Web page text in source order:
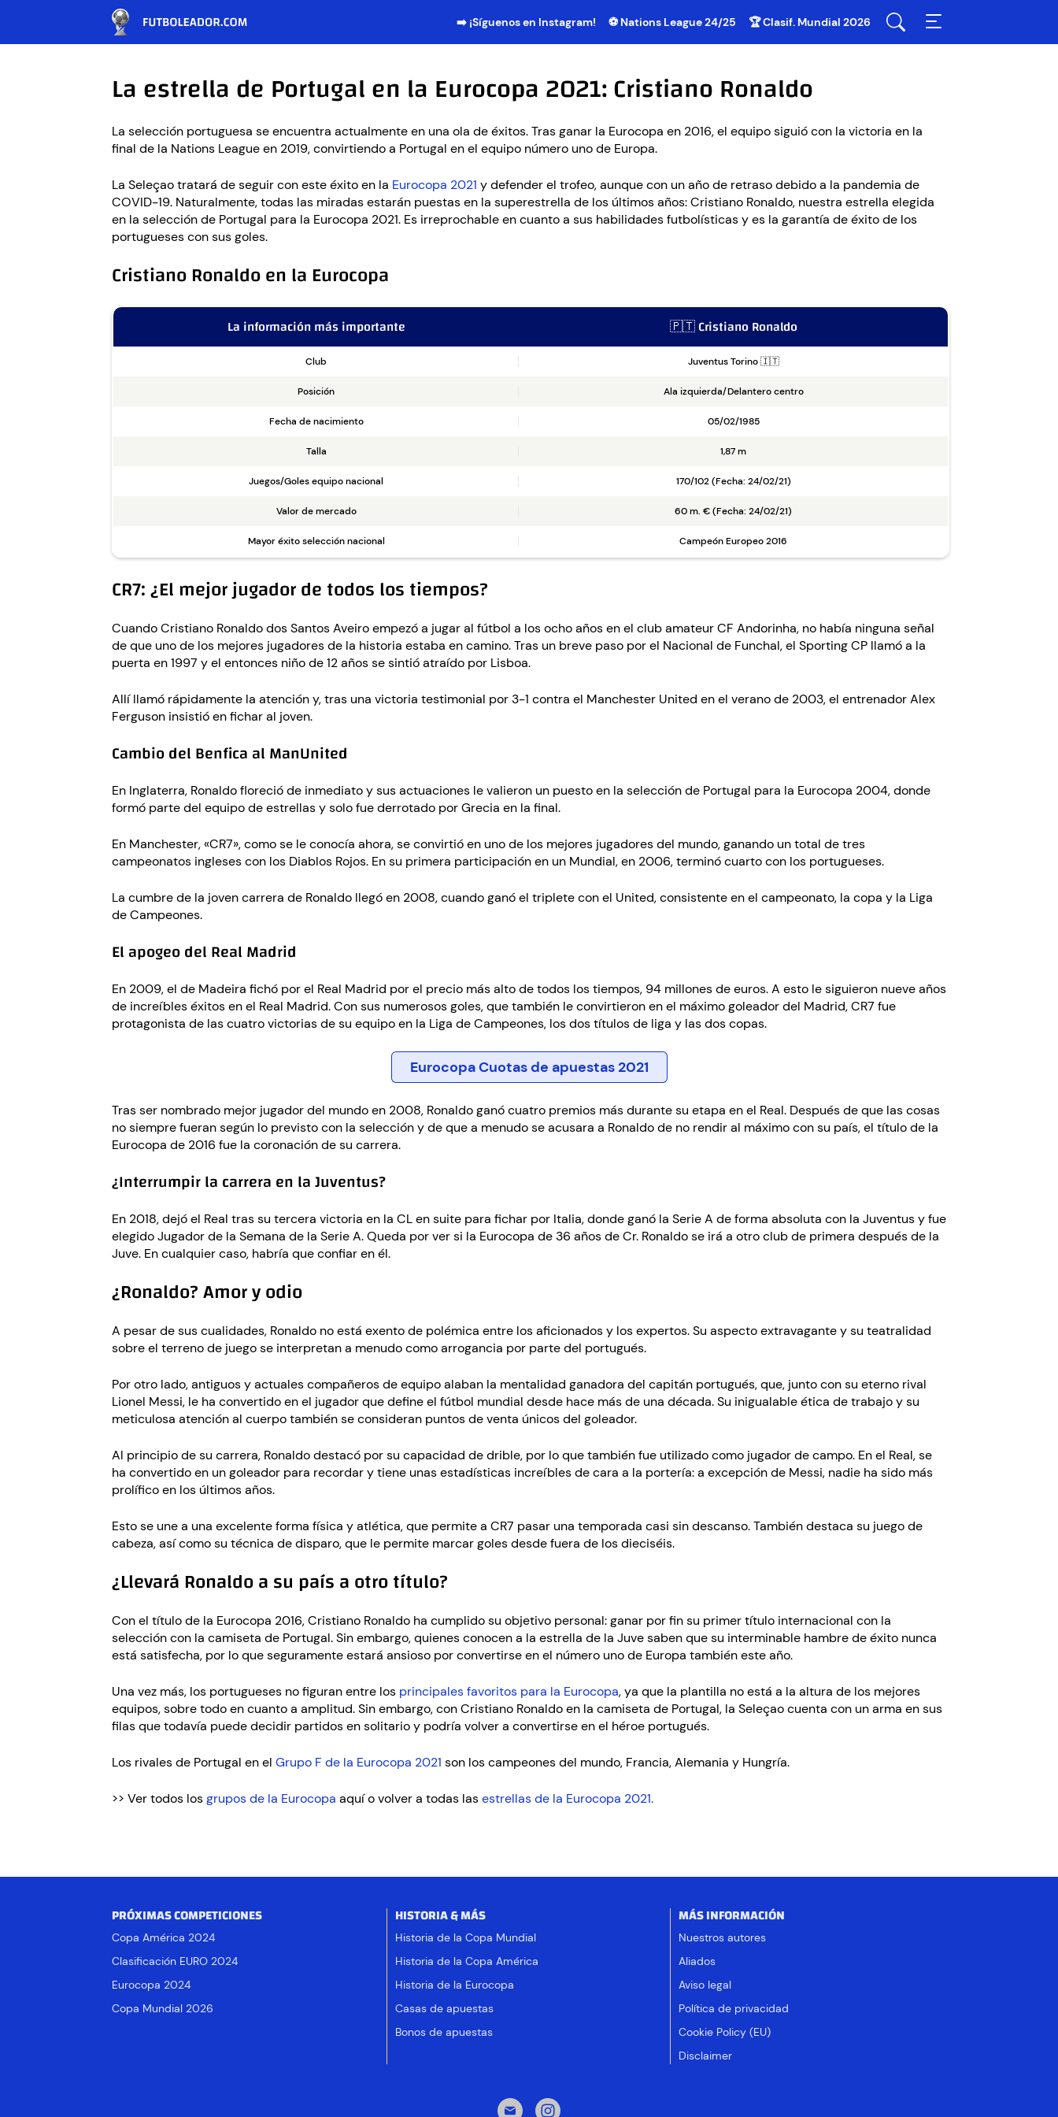
➡️ ¡Síguenos en Instagram! ⚽ Nations League 24/25 🏆 Clasif. Mundial 2026
La estrella de Portugal en la Eurocopa 2021: Cristiano Ronaldo
La selección portuguesa se encuentra actualmente en una ola de éxitos. Tras ganar la Eurocopa en 2016, el equipo siguió con la victoria en la
final de la Nations League en 2019, convirtiendo a Portugal en el equipo número uno de Europa.
La Seleçao tratará de seguir con este éxito en la Eurocopa 2021 y defender el trofeo, aunque con un año de retraso debido a la pandemia de
COVID-19. Naturalmente, todas las miradas estarán puestas en la superestrella de los últimos años: Cristiano Ronaldo, nuestra estrella elegida
en la selección de Portugal para la Eurocopa 2021. Es irreprochable en cuanto a sus habilidades futbolísticas y es la garantía de éxito de los
portugueses con sus goles.
Cristiano Ronaldo en la Eurocopa
La información más importante 🇵🇹 Cristiano Ronaldo
Club Juventus Torino 🇮🇹
Posición Ala izquierda/Delantero centro
Fecha de nacimiento 05/02/1985
Talla 1,87 m
Juegos/Goles equipo nacional 170/102 (Fecha: 24/02/21)
Valor de mercado 60 m. € (Fecha: 24/02/21)
Mayor éxito selección nacional Campeón Europeo 2016
CR7: ¿El mejor jugador de todos los tiempos?
Cuando Cristiano Ronaldo dos Santos Aveiro empezó a jugar al fútbol a los ocho años en el club amateur CF Andorinha, no había ninguna señal
de que uno de los mejores jugadores de la historia estaba en camino. Tras un breve paso por el Nacional de Funchal, el Sporting CP llamó a la
puerta en 1997 y el entonces niño de 12 años se sintió atraído por Lisboa.
Allí llamó rápidamente la atención y, tras una victoria testimonial por 3-1 contra el Manchester United en el verano de 2003, el entrenador Alex
Ferguson insistió en fichar al joven.
Cambio del Benfica al ManUnited
En Inglaterra, Ronaldo floreció de inmediato y sus actuaciones le valieron un puesto en la selección de Portugal para la Eurocopa 2004, donde
formó parte del equipo de estrellas y solo fue derrotado por Grecia en la final.
En Manchester, «CR7», como se le conocía ahora, se convirtió en uno de los mejores jugadores del mundo, ganando un total de tres
campeonatos ingleses con los Diablos Rojos. En su primera participación en un Mundial, en 2006, terminó cuarto con los portugueses.
La cumbre de la joven carrera de Ronaldo llegó en 2008, cuando ganó el triplete con el United, consistente en el campeonato, la copa y la Liga
de Campeones.
El apogeo del Real Madrid
En 2009, el de Madeira fichó por el Real Madrid por el precio más alto de todos los tiempos, 94 millones de euros. A esto le siguieron nueve años
de increíbles éxitos en el Real Madrid. Con sus numerosos goles, que también le convirtieron en el máximo goleador del Madrid, CR7 fue
protagonista de las cuatro victorias de su equipo en la Liga de Campeones, los dos títulos de liga y las dos copas.
Eurocopa Cuotas de apuestas 2021
Tras ser nombrado mejor jugador del mundo en 2008, Ronaldo ganó cuatro premios más durante su etapa en el Real. Después de que las cosas
no siempre fueran según lo previsto con la selección y de que a menudo se acusara a Ronaldo de no rendir al máximo con su país, el título de la
Eurocopa de 2016 fue la coronación de su carrera.
¿Interrumpir la carrera en la Juventus?
En 2018, dejó el Real tras su tercera victoria en la CL en suite para fichar por Italia, donde ganó la Serie A de forma absoluta con la Juventus y fue
elegido Jugador de la Semana de la Serie A. Queda por ver si la Eurocopa de 36 años de Cr. Ronaldo se irá a otro club de primera después de la
Juve. En cualquier caso, habría que confiar en él.
¿Ronaldo? Amor y odio
A pesar de sus cualidades, Ronaldo no está exento de polémica entre los aficionados y los expertos. Su aspecto extravagante y su teatralidad
sobre el terreno de juego se interpretan a menudo como arrogancia por parte del portugués.
Por otro lado, antiguos y actuales compañeros de equipo alaban la mentalidad ganadora del capitán portugués, que, junto con su eterno rival
Lionel Messi, le ha convertido en el jugador que define el fútbol mundial desde hace más de una década. Su inigualable ética de trabajo y su
meticulosa atención al cuerpo también se consideran puntos de venta únicos del goleador.
Al principio de su carrera, Ronaldo destacó por su capacidad de drible, por lo que también fue utilizado como jugador de campo. En el Real, se
ha convertido en un goleador para recordar y tiene unas estadísticas increíbles de cara a la portería: a excepción de Messi, nadie ha sido más
prolífico en los últimos años.
Esto se une a una excelente forma física y atlética, que permite a CR7 pasar una temporada casi sin descanso. También destaca su juego de
cabeza, así como su técnica de disparo, que le permite marcar goles desde fuera de los dieciséis.
¿Llevará Ronaldo a su país a otro título?
Con el título de la Eurocopa 2016, Cristiano Ronaldo ha cumplido su objetivo personal: ganar por fin su primer título internacional con la
selección con la camiseta de Portugal. Sin embargo, quienes conocen a la estrella de la Juve saben que su interminable hambre de éxito nunca
está satisfecha, por lo que seguramente estará ansioso por convertirse en el número uno de Europa también este año.
Una vez más, los portugueses no figuran entre los principales favoritos para la Eurocopa, ya que la plantilla no está a la altura de los mejores
equipos, sobre todo en cuanto a amplitud. Sin embargo, con Cristiano Ronaldo en la camiseta de Portugal, la Seleçao cuenta con un arma en sus
filas que todavía puede decidir partidos en solitario y podría volver a convertirse en el héroe portugués.
Los rivales de Portugal en el Grupo F de la Eurocopa 2021 son los campeones del mundo, Francia, Alemania y Hungría.
>> Ver todos losgrupos de la Eurocopa aquí o volver a todas lasestrellas de la Eurocopa 2021.
PRÓXIMAS COMPETICIONES
Copa América 2024
Clasificación EURO 2024
Eurocopa 2024
Copa Mundial 2026
HISTORIA & MÁS
Historia de la Copa Mundial
Historia de la Copa América
Historia de la Eurocopa
Casas de apuestas
Bonos de apuestas
MÁS INFORMACIÓN
Nuestros autores
Aliados
Aviso legal
Política de privacidad
Cookie Policy (EU)
Disclaimer